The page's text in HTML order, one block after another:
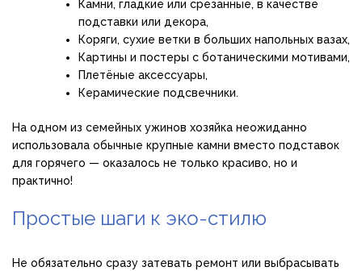
Камни, гладкие или срезанные, в качестве
подставки или декора,
Коряги, сухие ветки в больших напольных вазах,
Картины и постеры с ботаническими мотивами,
Плетёные аксессуары,
Керамические подсвечники.
На одном из семейных ужинов хозяйка неожиданно
использовала обычные крупные камни вместо подставок
для горячего — оказалось не только красиво, но и
практично!
Простые шаги к эко-стилю
Не обязательно сразу затевать ремонт или выбрасывать